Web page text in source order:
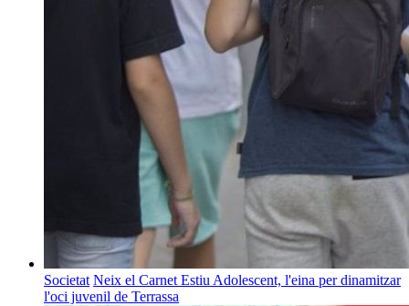
Societat Neix el Carnet Estiu Adolescent, l'eina per dinamitzar
l'oci juvenil de Terrassa